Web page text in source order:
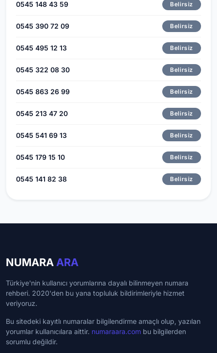
0545 148 43 59 Belirsiz
0545 390 72 09 Belirsiz
0545 495 12 13 Belirsiz
0545 322 08 30 Belirsiz
0545 863 26 99 Belirsiz
0545 213 47 20 Belirsiz
0545 541 69 13 Belirsiz
0545 179 15 10 Belirsiz
0545 141 82 38 Belirsiz
NUMARA ARA
Türkiye'nin kullanıcı yorumlarına dayalı bilinmeyen numara
rehberi. 2020'den bu yana topluluk bildirimleriyle hizmet
veriyoruz.
Bu sitedeki kayıtlı numaralar bilgilendirme amaçlı olup, yazılan
yorumlar kullanıcılara aittir. numaraara.com bu bilgilerden
sorumlu değildir.